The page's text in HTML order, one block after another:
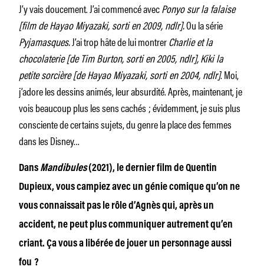
J’y vais doucement. J’ai commencé avecPonyo sur la falaise
[film de Hayao Miyazaki, sorti en 2009, ndlr].Ou la série
Pyjamasques.J’ai trop hâte de lui montrerCharlie et la
chocolaterie [de Tim Burton, sorti en 2005, ndlr],Kiki la
petite sorcière [de Hayao Miyazaki, sorti en 2004, ndlr]. Moi,
j’adore les dessins animés, leur absurdité. Après, maintenant, je
vois beaucoup plus les sens cachés ; évidemment, je suis plus
consciente de certains sujets, du genre la place des femmes
dans les Disney…
Dans Mandibules(2021), le dernier film de Quentin
Dupieux, vous campiez avec un génie comique qu’on ne
vous connaissait pas le rôle d’Agnès qui, après un
accident, ne peut plus communiquer autrement qu’en
criant. Ça vous a libérée de jouer un personnage aussi
fou ?